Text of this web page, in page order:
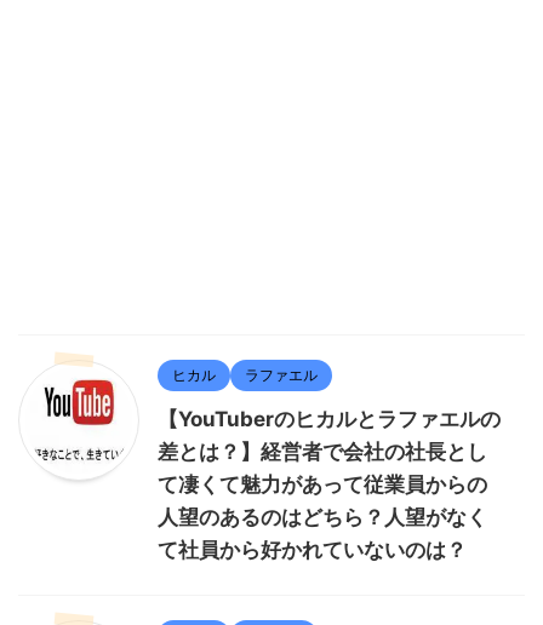
ヒカル ラファエル
【YouTuberのヒカルとラファエルの
差とは？】経営者で会社の社長とし
て凄くて魅力があって従業員からの
人望のあるのはどちら？人望がなく
て社員から好かれていないのは？